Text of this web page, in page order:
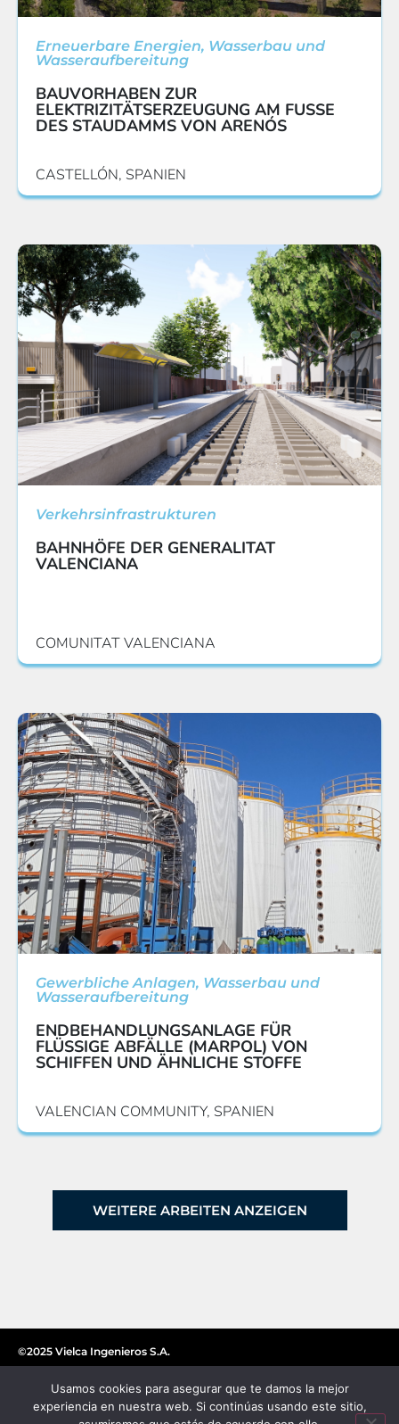
Erneuerbare Energien, Wasserbau und
Wasseraufbereitung
BAUVORHABEN ZUR
ELEKTRIZITÄTSERZEUGUNG AM FUSSE
DES STAUDAMMS VON ARENÓS
CASTELLÓN, SPANIEN
Verkehrsinfrastrukturen
BAHNHÖFE DER GENERALITAT
VALENCIANA
COMUNITAT VALENCIANA
Gewerbliche Anlagen, Wasserbau und
Wasseraufbereitung
ENDBEHANDLUNGSANLAGE FÜR
FLÜSSIGE ABFÄLLE (MARPOL) VON
SCHIFFEN UND ÄHNLICHE STOFFE
VALENCIAN COMMUNITY, SPANIEN
WEITERE ARBEITEN ANZEIGEN
©2025 Vielca Ingenieros S.A.
Usamos cookies para asegurar que te damos la mejor
experiencia en nuestra web. Si continúas usando este sitio,